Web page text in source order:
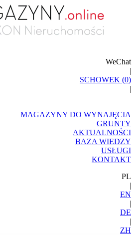
WeChat
|
SCHOWEK (0)
|
MAGAZYNY DO WYNAJĘCIA
GRUNTY
AKTUALNOŚCI
BAZA WIEDZY
USŁUGI
KONTAKT
PL
|
EN
|
DE
|
ZH